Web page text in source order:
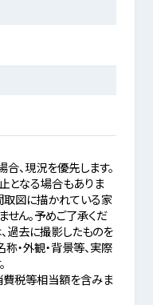
、現況を優先します。
となる場合もありま
取図に描かれている家
せん。予めご了承くだ
過去に撮影したものを
・外観・背景等、実際
税等相当額を含みま